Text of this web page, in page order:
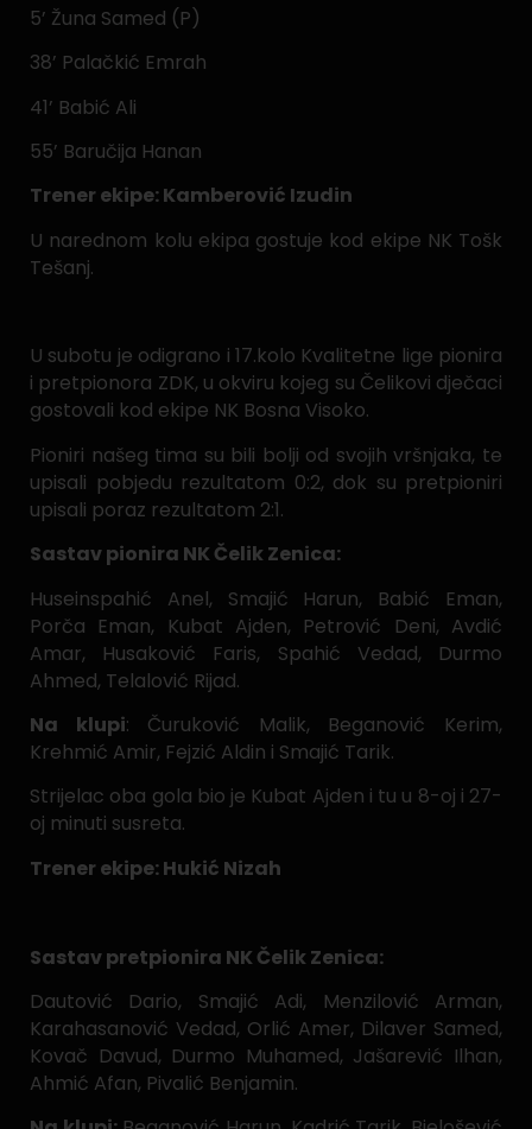
5’ Žuna Samed (P)
38’ Palačkić Emrah
41’ Babić Ali
55’ Baručija Hanan
Trener ekipe: Kamberović Izudin
U narednom kolu ekipa gostuje kod ekipe NK Tošk
Tešanj.
U subotu je odigrano i 17.kolo Kvalitetne lige pionira
i pretpionora ZDK, u okviru kojeg su Čelikovi dječaci
gostovali kod ekipe NK Bosna Visoko.
Pioniri našeg tima su bili bolji od svojih vršnjaka, te
upisali pobjedu rezultatom 0:2, dok su pretpioniri
upisali poraz rezultatom 2:1.
Sastav pionira NK Čelik Zenica:
Huseinspahić Anel, Smajić Harun, Babić Eman,
Porča Eman, Kubat Ajden, Petrović Deni, Avdić
Amar, Husaković Faris, Spahić Vedad, Durmo
Ahmed, Telalović Rijad.
Na klupi: Čuruković Malik, Beganović Kerim,
Krehmić Amir, Fejzić Aldin i Smajić Tarik.
Strijelac oba gola bio je Kubat Ajden i tu u 8-oj i 27-
oj minuti susreta.
Trener ekipe: Hukić Nizah
Sastav pretpionira NK Čelik Zenica:
Dautović Dario, Smajić Adi, Menzilović Arman,
Karahasanović Vedad, Orlić Amer, Dilaver Samed,
Kovač Davud, Durmo Muhamed, Jašarević Ilhan,
Ahmić Afan, Pivalić Benjamin.